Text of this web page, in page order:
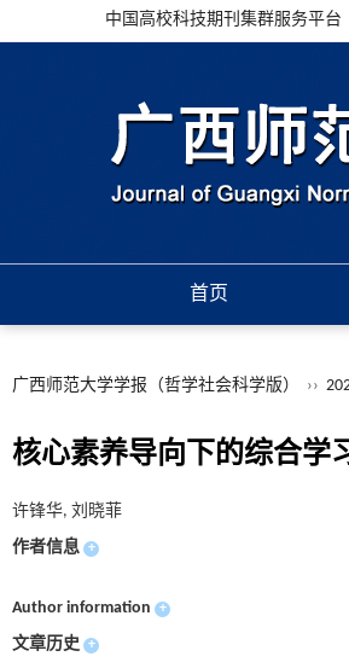
中国高校科技期刊集群服务平台
首页
广西师范大学学报（哲学社会科学版） ››
核心素养导向下的综合学
许锋华, 刘晓菲
作者信息 +
Author information +
文章历史 +